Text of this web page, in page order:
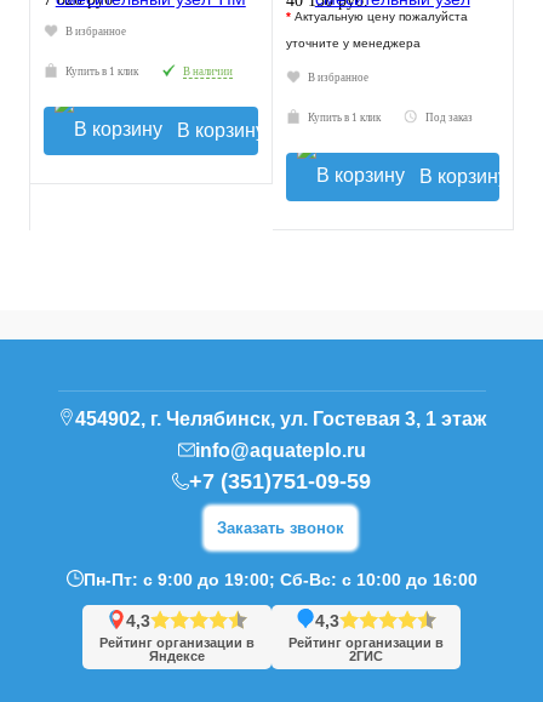
В избранное
Купить в 1 клик В наличии
В корзину
* Актуальную цену пожалуйста
уточните у менеджера
В избранное
Купить в 1 клик Под заказ
В корзину
454902, г. Челябинск, ул. Гостевая 3, 1 этаж
info@aquateplo.ru
+7 (351)751-09-59
Заказать звонок
Пн-Пт: с 9:00 до 19:00; Сб-Вс: с 10:00 до 16:00
4,3
Рейтинг организации в
Яндексе
4,3
Рейтинг организации в
2ГИС